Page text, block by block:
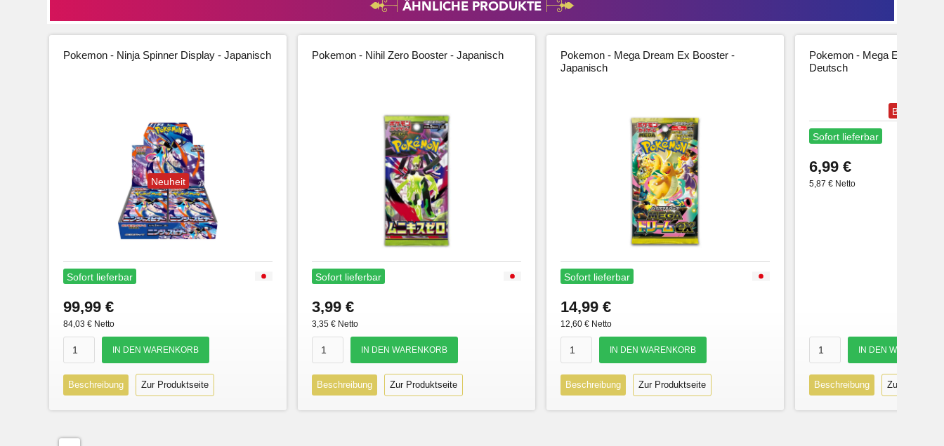
ÄHNLICHE PRODUKTE
Pokemon - Ninja Spinner Display - Japanisch
Neuheit
Sofort lieferbar
99,99 €
84,03 € Netto
Beschreibung Zur Produktseite
Pokemon - Nihil Zero Booster - Japanisch
Sofort lieferbar
3,99 €
3,35 € Netto
Beschreibung Zur Produktseite
Pokemon - Mega Dream Ex Booster -
Japanisch
Sofort lieferbar
14,99 €
12,60 € Netto
Beschreibung Zur Produktseite
Pokemon - Mega
Deutsch
Bestseller
Sofort lieferbar
6,99 €
5,87 € Netto
Beschreibung Zur